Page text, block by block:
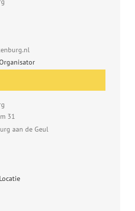
31
aan de Geul